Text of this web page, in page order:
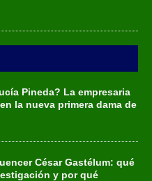
Pineda? La empresaria
la nueva primera dama de
César Gastélum: qué
y por qué